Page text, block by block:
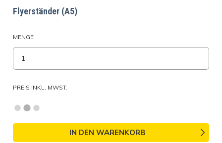
Flyerständer (A5)
MENGE
PREIS INKL. MWST.
IN DEN WARENKORB